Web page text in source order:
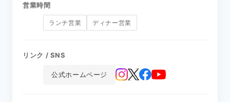
営業時間
ランチ営業 ディナー営業
リンク / SNS
公式ホームページ